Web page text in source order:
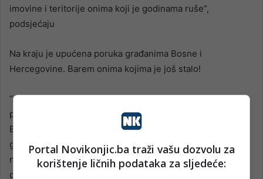
imovine i teritorije onima koji je godinama ruše”,
podsjećaju
Na kraju je upućena poruka građanima Bosne i
Hercegovine. Barem onima kojima je još stalo!
“Ali, ako nas dođe 50.000, ako se Borac u nama budi –
poslat ćemo poruku koju niko u Briselu, Washingtonu ili
Beogradu neće moći ignorisati. Poruku koja se čuje
glasno: Bosna i Hercegovina nije na prodaju, a ovaj narod
neće mirno gledati kako mu otimaju zemlju za koju su
ginuli najbolji sinovi! Budite tamo. Nema izgovora!”
Portal Novikonjic.ba traži vašu dozvolu za
korištenje ličnih podataka za sljedeće: